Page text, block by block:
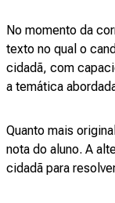
No momento da
texto no qual o
cidadã, com
a temática
Quanto mais
nota do aluno. A
cidadã para